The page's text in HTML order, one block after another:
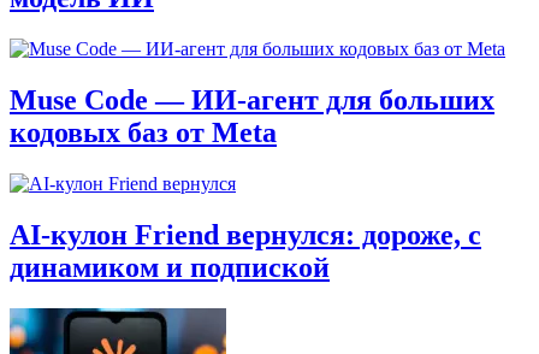
Muse Code — ИИ-агент для больших
кодовых баз от Meta
AI‑кулон Friend вернулся: дороже, с
динамиком и подпиской